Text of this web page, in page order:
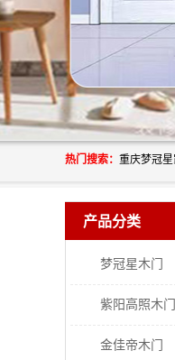
热门搜索：
产品分类
梦冠星木门
紫阳高照木门
金佳帝木门